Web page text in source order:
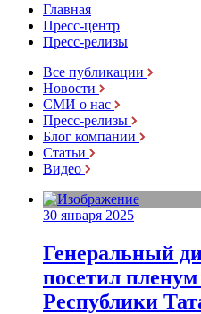
Главная
Пресс-центр
Пресс-релизы
Все публикации
Новости
СМИ о нас
Пресс-релизы
Блог компании
Статьи
Видео
30 января 2025
Генеральный
посетил
Республики